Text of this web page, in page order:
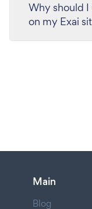
Why should I
on my Exai
Main
Blog